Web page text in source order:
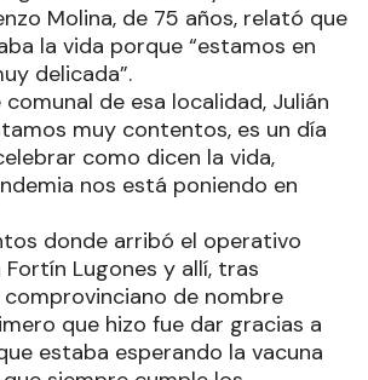
Molina, de 75 años, relató que
la vida porque “estamos en
delicada”.
de esa localidad, Julián
muy contentos, es un día
como dicen la vida,
nos está poniendo en
donde arribó el operativo
Lugones y allí, tras
de nombre
que hizo fue dar gracias a
estaba esperando la vacuna